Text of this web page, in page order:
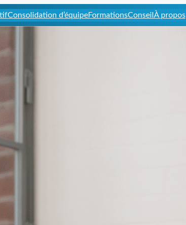
Consolidation d’équipeFormationsConseilÀ propos